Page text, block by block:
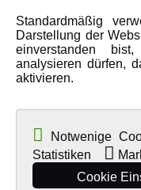
AMXRacing -
Amewi Construction -
Malinos - Die kreative
Standardmäßig
Darstellung der
einverstanden
analysieren dürfen,
aktivieren.
Notwenige
Statistiken
Cookie